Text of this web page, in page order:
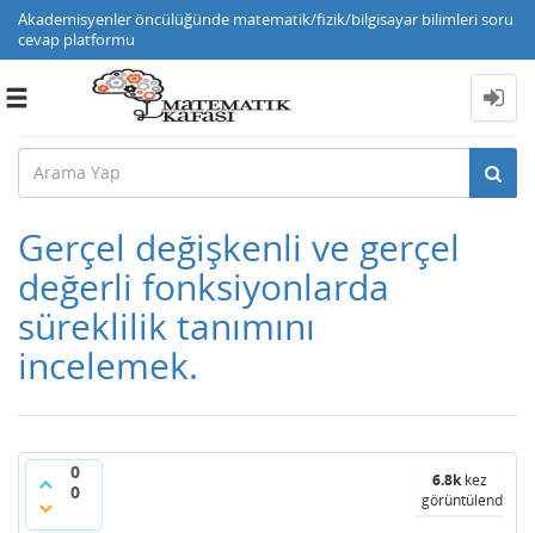
Akademisyenler öncülüğünde matematik/fizik/bilgisayar bilimleri soru
cevap platformu
Toggle
Gerçel değişkenli ve gerçel
değerli fonksiyonlarda
süreklilik tanımını
incelemek.
0
0
6.8kkez
görüntülendi